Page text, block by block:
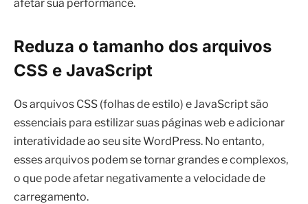
afetar sua performance.
Reduza o tamanho dos arquivos
CSS e JavaScript
Os arquivos CSS (folhas de estilo) e JavaScript são
essenciais para estilizar suas páginas web e adicionar
interatividade ao seu site WordPress. No entanto,
esses arquivos podem se tornar grandes e complexos,
o que pode afetar negativamente a velocidade de
carregamento.